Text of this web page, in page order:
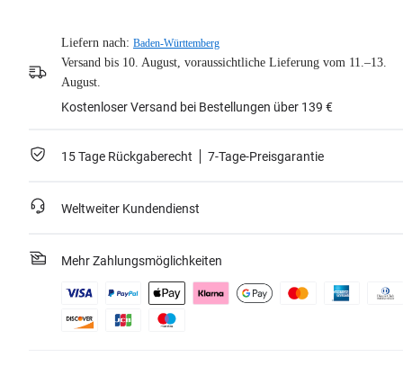
Liefern nach: Baden-Württemberg
Versand bis 10. August, voraussichtliche Lieferung vom 11.–13.
August.
Kostenloser Versand bei Bestellungen über 139 €
15 Tage Rückgaberecht 7-Tage-Preisgarantie
Weltweiter Kundendienst
Mehr Zahlungsmöglichkeiten